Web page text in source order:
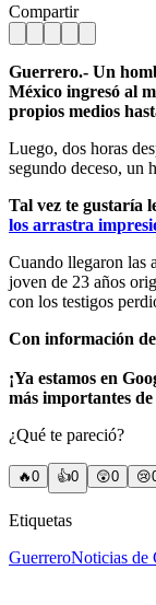
Compartir
Guerrero.- Un
México ingresó al
propios medios
Luego, dos horas
segundo deceso, un
Tal vez te gustaría
los arrastra
Cuando llegaron las
joven de 23 años
con los testigos
Con información
¡Ya estamos en
más importantes
¿Qué te pareció?
🔥0 👍0 😲0 😢
Etiquetas
GuerreroNoticias de